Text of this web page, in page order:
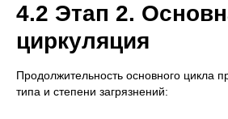
4.2 Этап 2.
циркуляция
Продолжительность основного цикла
типа и степени загрязнений: